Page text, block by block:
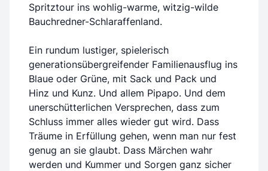
Spritztour ins wohlig-warme, witzig-wilde
Bauchredner-Schlaraffenland.
Ein rundum lustiger, spielerisch
generationsübergreifender Familienausflug ins
Blaue oder Grüne, mit Sack und Pack und
Hinz und Kunz. Und allem Pipapo. Und dem
unerschütterlichen Versprechen, dass zum
Schluss immer alles wieder gut wird. Dass
Träume in Erfüllung gehen, wenn man nur fest
genug an sie glaubt. Dass Märchen wahr
werden und Kummer und Sorgen ganz sicher